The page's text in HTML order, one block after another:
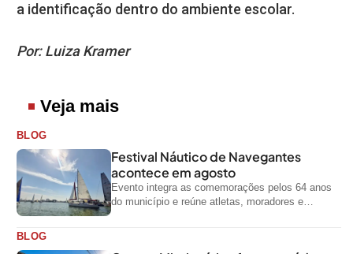
a identificação dentro do ambiente escolar.
Por: Luiza Kramer
Veja mais
BLOG
Festival Náutico de Navegantes
acontece em agosto
Evento integra as comemorações pelos 64 anos
do município e reúne atletas, moradores e
BLOG